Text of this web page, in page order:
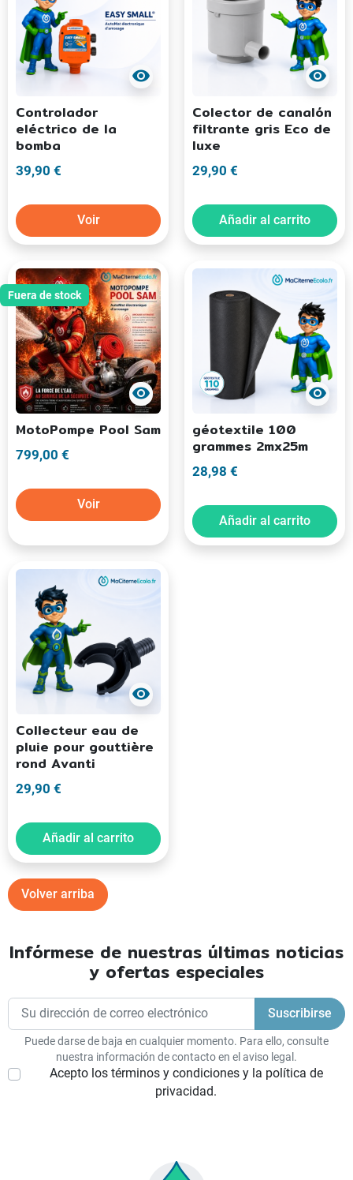
visibility
Controlador
eléctrico de la
bomba
39,90 €
Voir
visibility
Colector de canalón
filtrante gris Eco de
luxe
29,90 €
Añadir al carrito
Fuera de stock
visibility
MotoPompe Pool Sam
799,00 €
Voir
visibility
géotextile 100
grammes 2mx25m
28,98 €
Añadir al carrito
visibility
Collecteur eau de
pluie pour gouttière
rond Avanti
29,90 €
Añadir al carrito
Volver arriba
Infórmese de nuestras últimas noticias
y ofertas especiales
Puede darse de baja en cualquier momento. Para ello, consulte
nuestra información de contacto en el aviso legal.
Acepto los términos y condiciones y la política de
privacidad.